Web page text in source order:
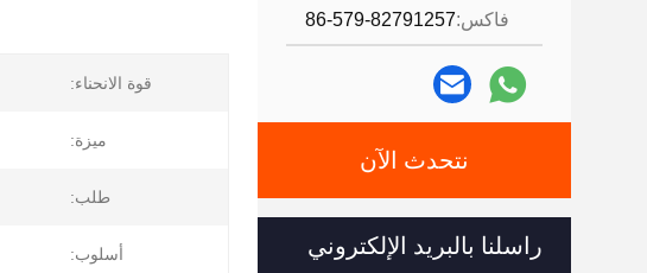
فاكس:86-579-82791257
نتحدث الآن
راسلنا بالبريد الإلكتروني
قوة الانحناء:
ميزة:
طلب:
أسلوب: